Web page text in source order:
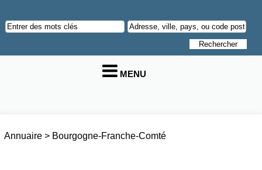
MENU
Annuaire > Bourgogne-Franche-Comté